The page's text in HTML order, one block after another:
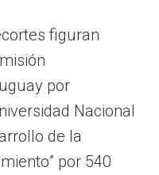
figuran
por
Nacional
de la
por 540